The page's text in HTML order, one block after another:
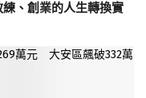
、創業的人生轉換實